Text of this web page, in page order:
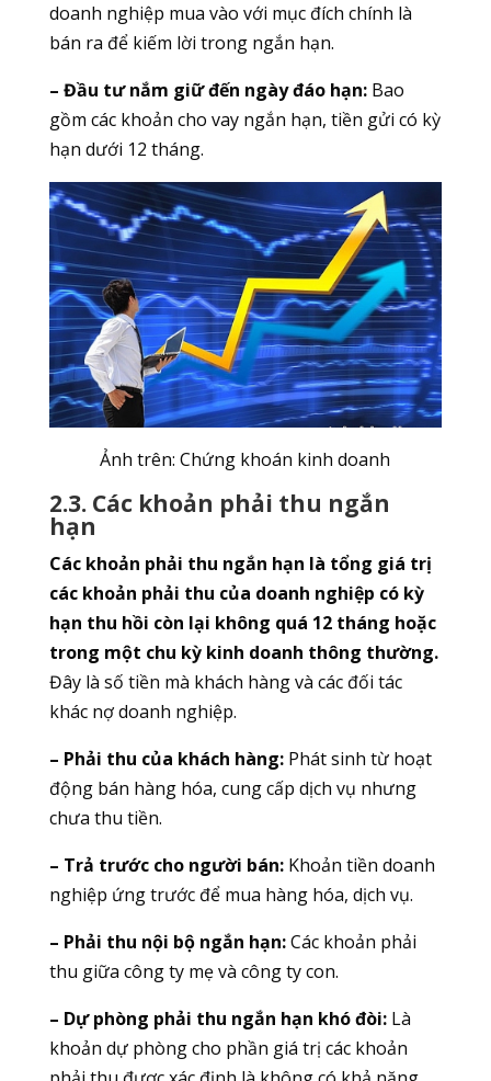
doanh nghiệp mua vào với mục đích chính là
bán ra để kiếm lời trong ngắn hạn.
– Đầu tư nắm giữ đến ngày đáo hạn:Bao
gồm các khoản cho vay ngắn hạn, tiền gửi có kỳ
hạn dưới 12 tháng.
Ảnh trên: Chứng khoán kinh doanh
2.3. Các khoản phải thu ngắn
hạn
Các khoản phải thu ngắn hạn là tổng giá trị
các khoản phải thu của doanh nghiệp có kỳ
hạn thu hồi còn lại không quá 12 tháng hoặc
trong một chu kỳ kinh doanh thông thường.
Đây là số tiền mà khách hàng và các đối tác
khác nợ doanh nghiệp.
– Phải thu của khách hàng:Phát sinh từ hoạt
động bán hàng hóa, cung cấp dịch vụ nhưng
chưa thu tiền.
– Trả trước cho người bán:Khoản tiền doanh
nghiệp ứng trước để mua hàng hóa, dịch vụ.
– Phải thu nội bộ ngắn hạn:Các khoản phải
thu giữa công ty mẹ và công ty con.
– Dự phòng phải thu ngắn hạn khó đòi:Là
khoản dự phòng cho phần giá trị các khoản